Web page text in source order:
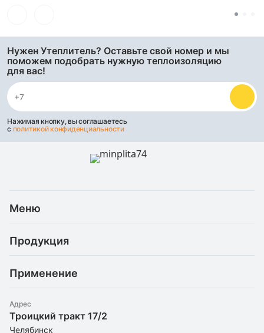
Нужен Утеплитель? Оставьте свой номер и мы
поможем подобрать нужную теплоизоляцию
для вас!
Нажимая кнопку, вы соглашаетесь
с политикой конфиденциальности
Меню
Услуги
Доставка и оплата
О компании
Утеплители оптом
Контакты
Продукция
Базальтовая теплоизоляция
Штапельное стекловолокно
Экструдированный пенополистирол
Применение
Для бани/сауны
Для вентиляции
Адрес
Троицкий тракт 17/2
Челябинск